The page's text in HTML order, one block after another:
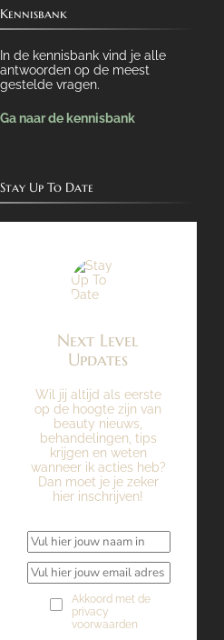
Kennisbank
In de kennisbank vind je alle
antwoorden op de meest
gestelde vragen.
Ga naar de kennisbank
Stay Up To Date
Next Level
Updates
Wil jij altijd als eerste
op de hoogte zijn van
beauty nieuws,
behandelingen, tips
krijgen en weten
wanneer ik acties heb?
Dan moet je je zeker
hier inschrijven!
Akkoord met de
privacy
voorwaarden